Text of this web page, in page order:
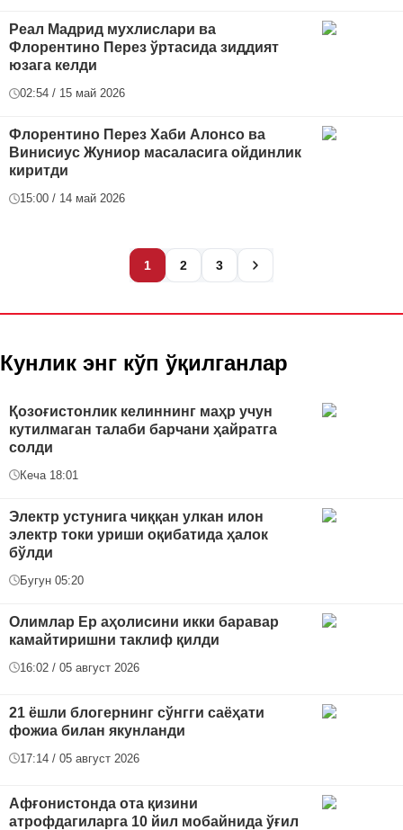
Реал Мадрид мухлислари ва
Флорентино Перез ўртасида зиддият
юзага келди
02:54 / 15 май 2026
Флорентино Перез Хаби Алонсо ва
Винисиус Жуниор масаласига ойдинлик
киритди
15:00 / 14 май 2026
1 2 3
Кунлик энг кўп ўқилганлар
Қозоғистонлик келиннинг маҳр учун
кутилмаган талаби барчани ҳайратга
солди
Кеча 18:01
Электр устунига чиққан улкан илон
электр токи уриши оқибатида ҳалок
бўлди
Бугун 05:20
Олимлар Ер аҳолисини икки баравар
камайтиришни таклиф қилди
16:02 / 05 август 2026
21 ёшли блогернинг сўнгги саёҳати
фожиа билан якунланди
17:14 / 05 август 2026
Афғонистонда ота қизини
атрофдагиларга 10 йил мобайнида ўғил